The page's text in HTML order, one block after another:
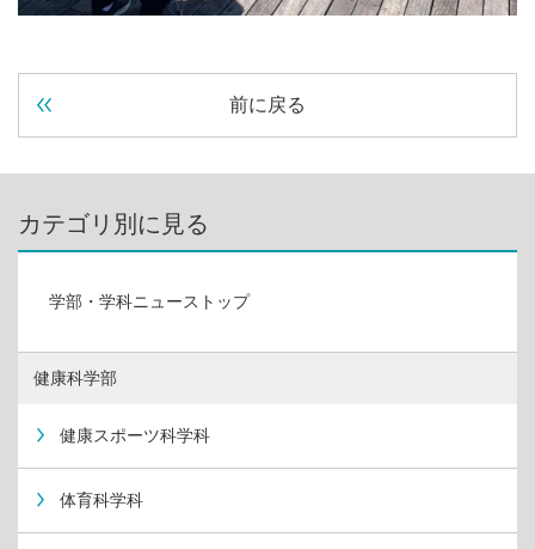
前に戻る
カテゴリ別に見る
学部・学科ニューストップ
健康科学部
健康スポーツ科学科
体育科学科